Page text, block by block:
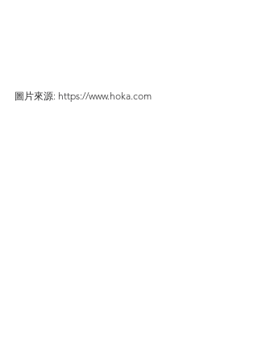
圖片來源: https://www.hoka.com